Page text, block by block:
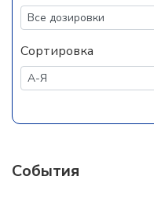
Сортировка
События